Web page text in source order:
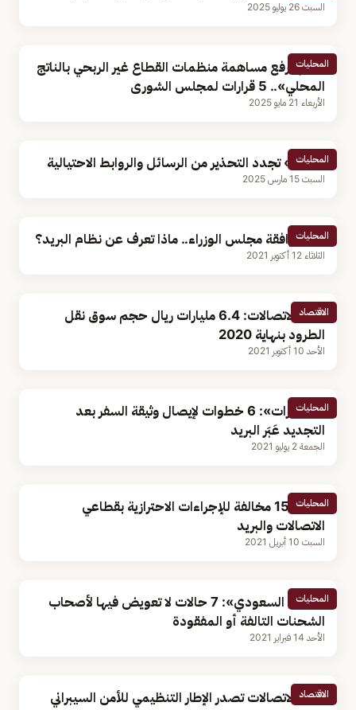
السبت 26 يوليو 2025
المحليات
«بينها رفع مساهمة منظمات القطاع غير الربحي بالناتج
المحلي».. 5 قرارات لمجلس الشورى
الأربعاء 21 مايو 2025
المحليات
«سبل» تجدد التحذير من الرسائل والروابط الاحتيالية
السبت 15 مارس 2025
المحليات
بعد موافقة مجلس الوزراء.. ماذا تعرف عن نظام البريد؟
الثلاثاء 12 أكتوبر 2021
الاقتصاد
هيئة الاتصالات: 6.4 مليارات ريال حجم سوق نقل
الطرود بنهاية 2020
الأحد 10 أكتوبر 2021
المحليات
«الجوازات»: 6 خطوات لإيصال وثيقة السفر بعد
التجديد عَبَر البريد
الجمعة 2 يوليو 2021
المحليات
رصد 157 مخالفة للإجراءات الاحترازية بقطاعي
الاتصالات والبريد
السبت 10 أبريل 2021
المحليات
«البريد السعودي»: 7 حالات لا تعويض فيها لأصحاب
الشحنات التالفة أو المفقودة
الأحد 14 فبراير 2021
الاقتصاد
هيئة الاتصالات تصدر الإطار التنظيمي للأمن السيبراني